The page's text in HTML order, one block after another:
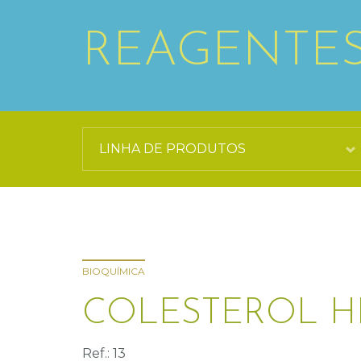
BIOQUÍMICA
COLESTEROL
Ref.: 13